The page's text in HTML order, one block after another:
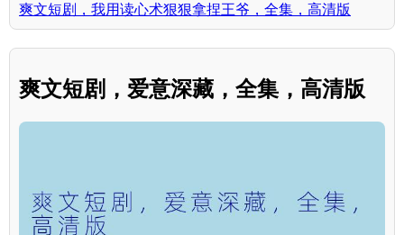
爽文短剧，我用读心术狠狠拿捏王爷，全集，高清版
爽文短剧，爱意深藏，全集，高清版